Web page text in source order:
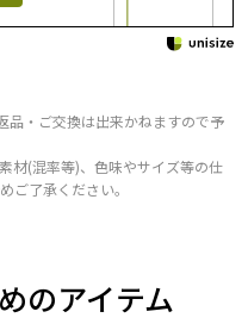
品・ご交換は出来かねますので予
材(混率等)、色味やサイズ等の仕
ご了承ください。
のアイテム